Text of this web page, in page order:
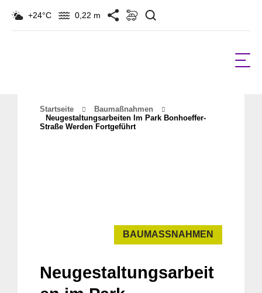
+24°C 0,22 m
Startseite
Baumaßnahmen
Neugestaltungsarbeiten Im Park Bonhoeffer-
Straße Werden Fortgeführt
BAUMASSNAHMEN
Neugestaltungsarbeit